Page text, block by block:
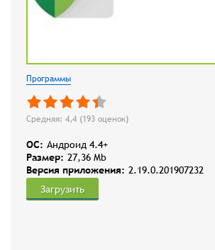
Программы
Средняя: 4,4 (193 оценок)
OC: Андроид 4.4+
Размер: 27,36 Mb
Версия приложения: 2.19.0.201907232
Загрузить